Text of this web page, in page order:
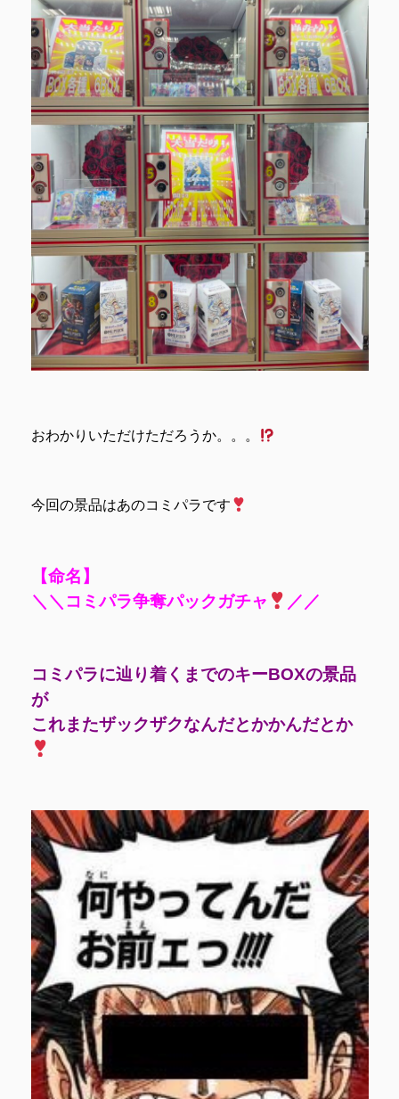
おわかりいただけただろうか。。。
今回の景品はあのコミパラです
【命名】
＼＼コミパラ争奪パックガチャ
／／
コミパラに辿り着くまでのキーBOXの景品
が
これまたザックザクなんだとかかんだとか